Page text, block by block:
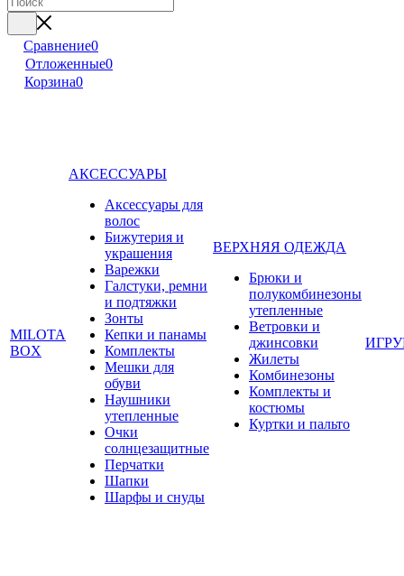
Сравнение0
Отложенные0
Корзина0
MILOTA
BOX
АКСЕССУАРЫ
Аксессуары для
волос
Бижутерия и
украшения
Варежки
Галстуки, ремни
и подтяжки
Зонты
Кепки и панамы
Комплекты
Мешки для
обуви
Наушники
утепленные
Очки
солнцезащитные
Перчатки
Шапки
Шарфы и снуды
ВЕРХНЯЯ ОДЕЖДА
Брюки и
полукомбинезоны
утепленные
Ветровки и
джинсовки
Жилеты
Комбинезоны
Комплекты и
костюмы
Куртки и пальто